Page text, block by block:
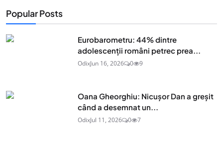
Popular Posts
Eurobarometru: 44% dintre
adolescenţii români petrec prea...
OdixJun 16, 2026 0 9
Oana Gheorghiu: Nicușor Dan a greșit
când a desemnat un...
OdixJul 11, 2026 0 7